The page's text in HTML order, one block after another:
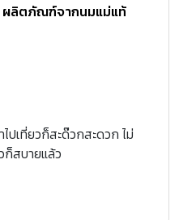
ผลิตภัณฑ์จากนมแม่แท้
ปเที่ยวก็สะด๊วกสะดวก ไม่
ก็สบายแล้ว